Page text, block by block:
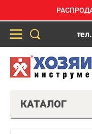
КАТАЛОГ